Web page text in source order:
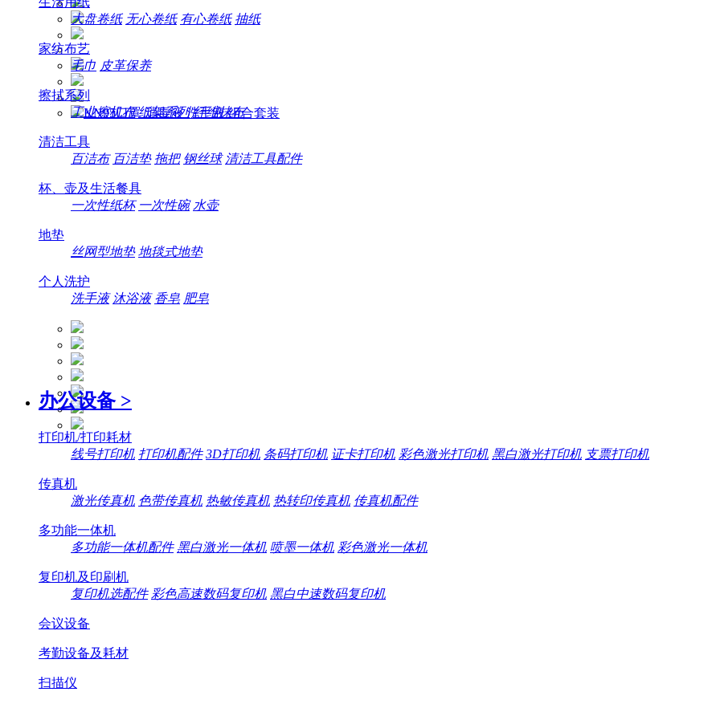
大盘卷纸 无心卷纸 有心卷纸 抽纸
家纺布艺
毛巾 皮革保养
擦拭系列
工业擦机布 纸架系列 纤维抹布
清洁工具
百洁布 百洁垫 拖把 钢丝球 清洁工具配件
杯、壶及生活餐具
一次性纸杯 一次性碗 水壶
地垫
丝网型地垫 地毯式地垫
个人洗护
洗手液 沐浴液 香皂 肥皂
办公设备 >
打印机/打印耗材
线号打印机 打印机配件 3D打印机 条码打印机 证卡打印机 彩色激光打印机 黑白激光打印机 支票打印机
传真机
激光传真机 色带传真机 热敏传真机 热转印传真机 传真机配件
多功能一体机
多功能一体机配件 黑白激光一体机 喷墨一体机 彩色激光一体机
复印机及印刷机
复印机选配件 彩色高速数码复印机 黑白中速数码复印机
会议设备
考勤设备及耗材
扫描仪